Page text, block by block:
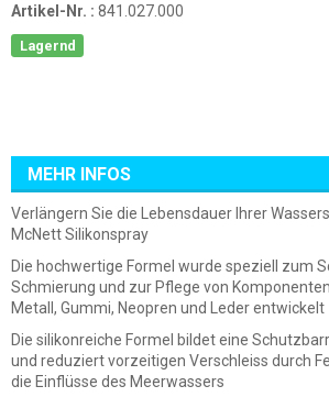
Artikel-Nr. : 841.027.000
Lagernd
MEHR INFOS
Verlängern Sie die Lebensdauer Ihrer
McNett Silikonspray
Die hochwertige Formel wurde speziell zum
Schmierung und zur Pflege von
Metall, Gummi, Neopren und Leder entwickelt
Die silikonreiche Formel bildet eine
und reduziert vorzeitigen Verschleiss durch
die Einflüsse des Meerwassers